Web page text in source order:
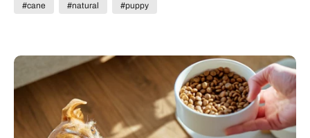
#cane
#natural #puppy